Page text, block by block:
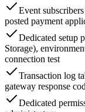
Event
posted payment
Dedicated setup
Storage),
connection test
Transaction log
gateway response
Dedicated